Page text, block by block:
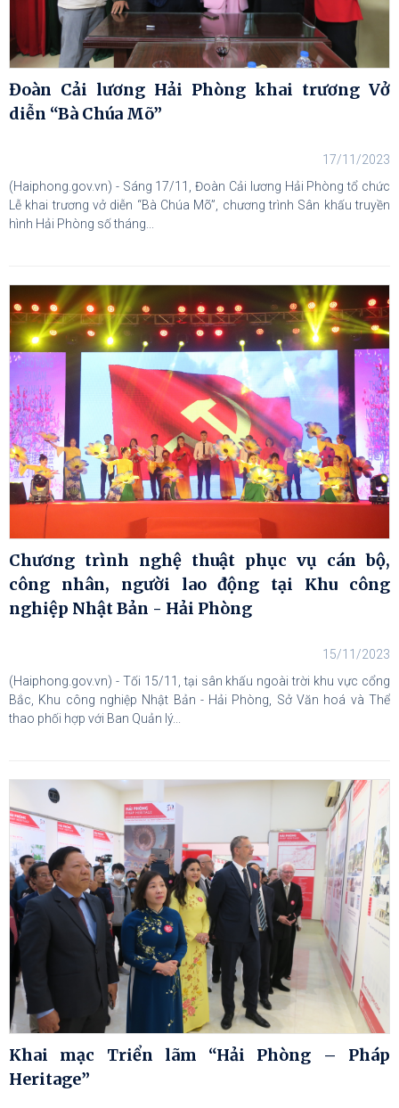
Đoàn Cải lương Hải Phòng khai trương Vở
diễn “Bà Chúa Mõ”
17/11/2023
(Haiphong.gov.vn) - Sáng 17/11, Đoàn Cải lương Hải Phòng tổ chức
Lễ khai trương vở diễn “Bà Chúa Mõ”, chương trình Sân khấu truyền
hình Hải Phòng số tháng...
Chương trình nghệ thuật phục vụ cán bộ,
công nhân, người lao động tại Khu công
nghiệp Nhật Bản - Hải Phòng
15/11/2023
(Haiphong.gov.vn) - Tối 15/11, tại sân khấu ngoài trời khu vực cổng
Bắc, Khu công nghiệp Nhật Bản - Hải Phòng, Sở Văn hoá và Thể
thao phối hợp với Ban Quản lý...
Khai mạc Triển lãm “Hải Phòng – Pháp
Heritage”